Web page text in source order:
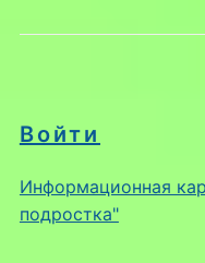
Войти
Информационная
подростка"